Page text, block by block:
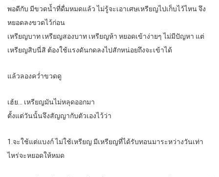
พอดีกับ มีขวดน้ำที่ดื่มหมดแล้ว ไม่รู้จะเอาเศษเหรียญไปเก็บไว้ไหน จึง
หยอดลงขวดไว้ก่อน
เหรียญบาท เหรียญสองบาท เหรียญห้า หยอดเข้าง่ายๆ ไม่มีปัญหา แต่
เหรียญสิบนี่สิ ต้องใช้แรงดันกดลงไปสักหน่อยถึงจะเข้าได้
แล้วลองคว่ำขวดดู
เฮ้ย… เหรียญมันไม่หลุดออกมา
ตั้งแต่วันนั้นจึงสัญญากับตัวเองไว้ว่า
1.จะใช้แต่แบงก์ ไม่ใช้เหรียญ มีเหรียญที่ได้รับทอนมาระหว่างวันเท่า
ไหร่จะหยอดให้หมด